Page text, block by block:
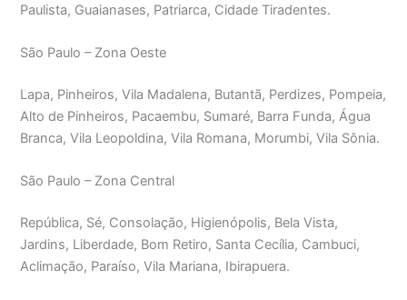
Paulista, Guaianases, Patriarca, Cidade Tiradentes.
São Paulo – Zona Oeste
Lapa, Pinheiros, Vila Madalena, Butantã, Perdizes, Pompeia,
Alto de Pinheiros, Pacaembu, Sumaré, Barra Funda, Água
Branca, Vila Leopoldina, Vila Romana, Morumbi, Vila Sônia.
São Paulo – Zona Central
República, Sé, Consolação, Higienópolis, Bela Vista,
Jardins, Liberdade, Bom Retiro, Santa Cecília, Cambuci,
Aclimação, Paraíso, Vila Mariana, Ibirapuera.